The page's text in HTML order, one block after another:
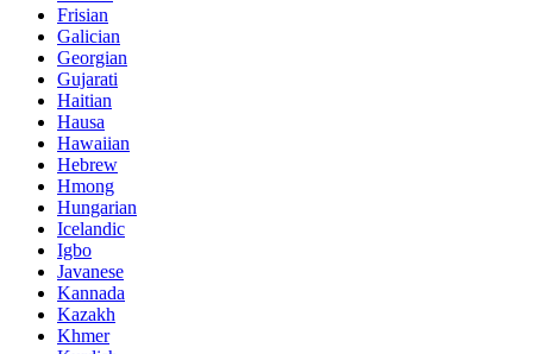
Frisian
Galician
Georgian
Gujarati
Haitian
Hausa
Hawaiian
Hebrew
Hmong
Hungarian
Icelandic
Igbo
Javanese
Kannada
Kazakh
Khmer